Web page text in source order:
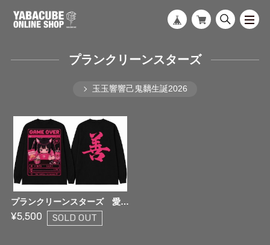
プランクリーンスターズ
玉玉響響己鬼黐生誕2026
プランクリーンスターズ 愛成来来 生誕Tシャツ(長袖）
¥5,500 SOLD OUT